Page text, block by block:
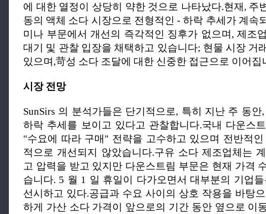
에 대한 열정이 상당히 약한 것으로 나타났다.현재, 주
동의 액체 소다 시장으로 전형적인 - 하락 추세가 계속
미나 부문에서 개선의 즉각적인 징후가 없으며, 제조
대기 및 관찰 입장을 채택하고 있습니다; 현물 시장 거
있으며,苛성 소다 조달에 대한 신중한 접근으로 이어집
시장 전망
SunSirs 의 분석가들은 단기적으로, 특히 지난 주 동
하락 추세를 보이고 있다고 관찰합니다.국내 다운스
"수요에 따라 구매" 전략을 고수하고 있으며 전반적
적으로 개선되지 않았습니다.구유 소다 제조업체는
고 압력을 받고 있지만 다운스트림 부문은 현재 가격
습니다. 5 월 1 일 휴일이 다가오면서 대부분의 기업
선시하고 있다.공급과 수요 사이의 상호 작용을 바탕
하게 가산 소다 가격이 앞으로의 기간 동안 옆으로 이